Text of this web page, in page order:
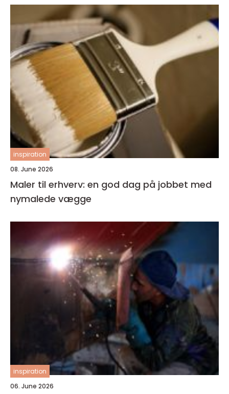
inspiration
08. June 2026
Maler til erhverv: en god dag på jobbet med
nymalede vægge
inspiration
06. June 2026